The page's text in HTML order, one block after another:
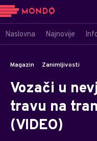
Naslovna Najnovije
Magazin Zanimljivosti
Vozači u
travu na
(VIDEO)